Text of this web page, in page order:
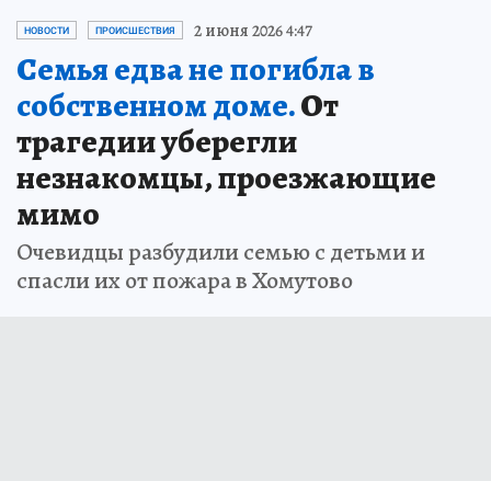
НОВОСТИ ПРОИСШЕСТВИЯ 2 июня 2026 4:47
Семья едва не погибла в
собственном доме.От
трагедии уберегли
незнакомцы, проезжающие
мимо
Очевидцы разбудили семью с детьми и
спасли их от пожара в Хомутово